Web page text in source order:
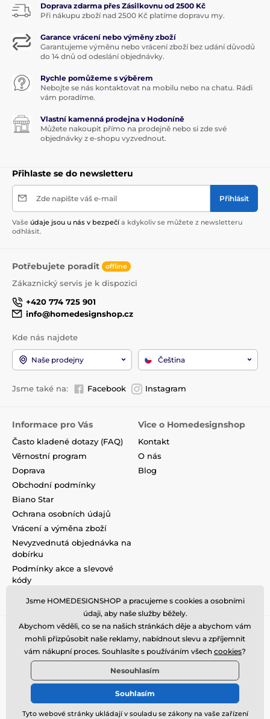
Doprava zdarma přes Zásilkovnu od 2500 Kč
Při nákupu zboží nad 2500 Kč platíme dopravu my.
Garance vrácení nebo výměny zboží
Garantujeme výměnu nebo vrácení zboží bez udání důvodů
do 14 dnů od odeslání objednávky.
Rychle pomůžeme s výběrem
Nebojte se nás kontaktovat na mobilu nebo na chatu. Rádi
vám poradíme.
Vlastní kamenná prodejna v Hodoníně
Můžete nakoupit přímo na prodejně nebo si zde své
objednávky z e-shopu vyzvednout.
Přihlaste se do newsletteru
Zde napište váš e-mail Přihlásit
Vaše údaje jsou u nás v bezpečí a kdykoliv se můžete z newsletteru
odhlásit.
Potřebujete poradit offline
Zákaznický servis je k dispozici
+420 774 725 901
info@homedesignshop.cz
Kde nás najdete
Naše prodejny Čeština
Jsme také na: Facebook Instagram
Informace pro Vás
Často kladené dotazy (FAQ)
Věrnostní program
Doprava
Obchodní podmínky
Biano Star
Ochrana osobních údajů
Vrácení a výměna zboží
Nevyzvednutá objednávka na
dobírku
Podmínky akce a slevové
kódy
Vice o Homedesignshop
Kontakt
O nás
Blog
Jsme HOMEDESIGNSHOP a pracujeme s cookies a osobními
údaji, aby naše služby běžely.
Abychom věděli, co se na našich stránkách děje a abychom vám
mohli přizpůsobit naše reklamy, nabídnout slevu a zpříjemnit
vám nákupní proces. Souhlasíte s používáním všech cookies?
Nesouhlasím
Souhlasím
Tyto webové stránky ukládají v souladu se zákony na vaše zařízení